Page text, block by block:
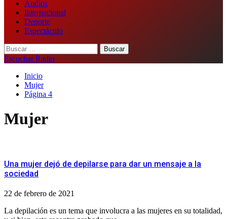
Audios
Internacional
Deporte
Espectáculo
Buscar:
Escuchar Radio
Inicio
Mujer
Página 4
Mujer
Una mujer dejó de depilarse para dar un mensaje a la
sociedad
22 de febrero de 2021
La depilación es un tema que involucra a las mujeres en su totalidad,